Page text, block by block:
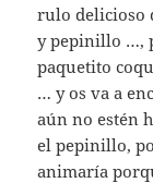
rulo delicioso
y pepinillo …,
paquetito
… y os va a
aún no estén
el pepinillo,
animaría